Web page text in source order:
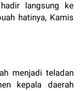
langsung ke
hatinya, Kamis
menjadi teladan
kepala daerah